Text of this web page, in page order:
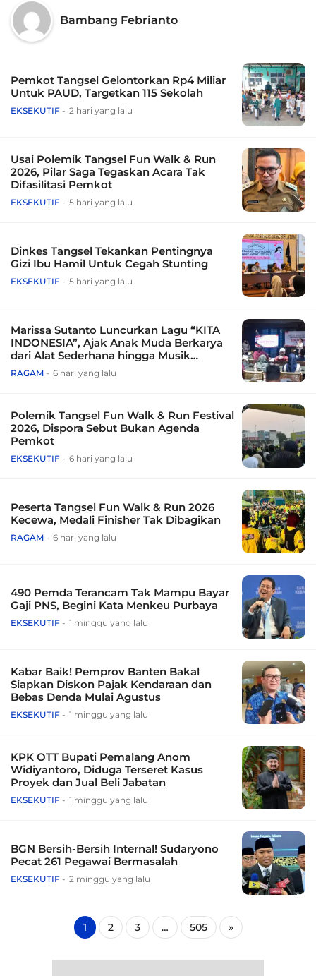
Bambang Febrianto
Pemkot Tangsel Gelontorkan Rp4 Miliar
Untuk PAUD, Targetkan 115 Sekolah
EKSEKUTIF 2 hari yang lalu
Usai Polemik Tangsel Fun Walk & Run
2026, Pilar Saga Tegaskan Acara Tak
Difasilitasi Pemkot
EKSEKUTIF 5 hari yang lalu
Dinkes Tangsel Tekankan Pentingnya
Gizi Ibu Hamil Untuk Cegah Stunting
EKSEKUTIF 5 hari yang lalu
Marissa Sutanto Luncurkan Lagu “KITA
INDONESIA”, Ajak Anak Muda Berkarya
dari Alat Sederhana hingga Musik
Tradisional
RAGAM 6 hari yang lalu
Polemik Tangsel Fun Walk & Run Festival
2026, Dispora Sebut Bukan Agenda
Pemkot
EKSEKUTIF 6 hari yang lalu
Peserta Tangsel Fun Walk & Run 2026
Kecewa, Medali Finisher Tak Dibagikan
RAGAM 6 hari yang lalu
490 Pemda Terancam Tak Mampu Bayar
Gaji PNS, Begini Kata Menkeu Purbaya
EKSEKUTIF 1 minggu yang lalu
Kabar Baik! Pemprov Banten Bakal
Siapkan Diskon Pajak Kendaraan dan
Bebas Denda Mulai Agustus
EKSEKUTIF 1 minggu yang lalu
KPK OTT Bupati Pemalang Anom
Widiyantoro, Diduga Terseret Kasus
Proyek dan Jual Beli Jabatan
EKSEKUTIF 1 minggu yang lalu
BGN Bersih-Bersih Internal! Sudaryono
Pecat 261 Pegawai Bermasalah
EKSEKUTIF 2 minggu yang lalu
1 2 3 … 505 »